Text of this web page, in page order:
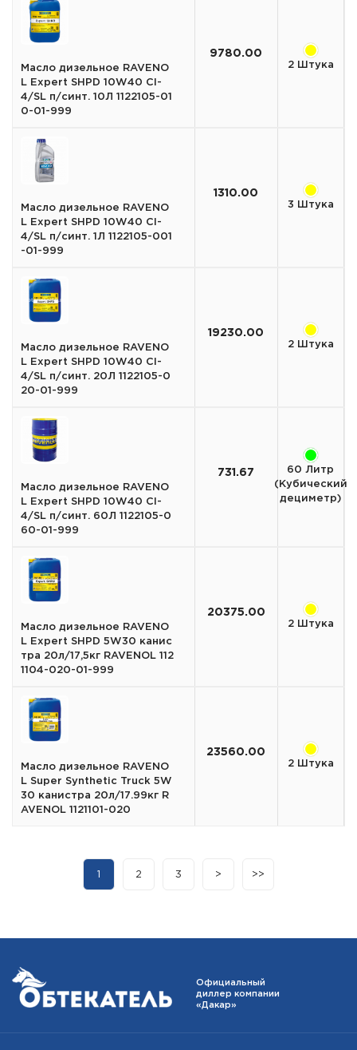
Масло дизельное RAVENO
L Expert SHPD 10W40 CI-
4/SL п/синт. 10Л 1122105-01
0-01-999
9780.00
2 Штука
Масло дизельное RAVENO
L Expert SHPD 10W40 CI-
4/SL п/синт. 1Л 1122105-001
-01-999
1310.00
3 Штука
Масло дизельное RAVENO
L Expert SHPD 10W40 CI-
4/SL п/синт. 20Л 1122105-0
20-01-999
19230.00
2 Штука
Масло дизельное RAVENO
L Expert SHPD 10W40 CI-
4/SL п/синт. 60Л 1122105-0
60-01-999
731.67
60 Литр
(Кубический
дециметр)
Масло дизельное RAVENO
L Expert SHPD 5W30 канис
тра 20л/17,5кг RAVENOL 112
1104-020-01-999
20375.00
2 Штука
Масло дизельное RAVENO
L Super Synthetic Truck 5W
30 канистра 20л/17.99кг R
AVENOL 1121101-020
23560.00
2 Штука
1 2 3 > >>